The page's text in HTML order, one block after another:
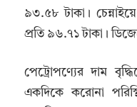
৯৩.৫৮ টাকা।
প্রতি ৯৬.৭১ টাকা।
পেট্রোপণ্যের দাম
একদিকে করোনা